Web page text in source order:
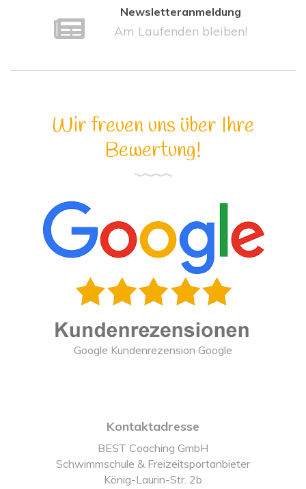
Newsletteranmeldung
Am Laufenden bleiben!
Wir freuen uns über Ihre
Bewertung!
Google Kundenrezension Google
Kontaktadresse
BEST Coaching GmbH
Schwimmschule & Freizeitsportanbieter
König-Laurin-Str. 2b